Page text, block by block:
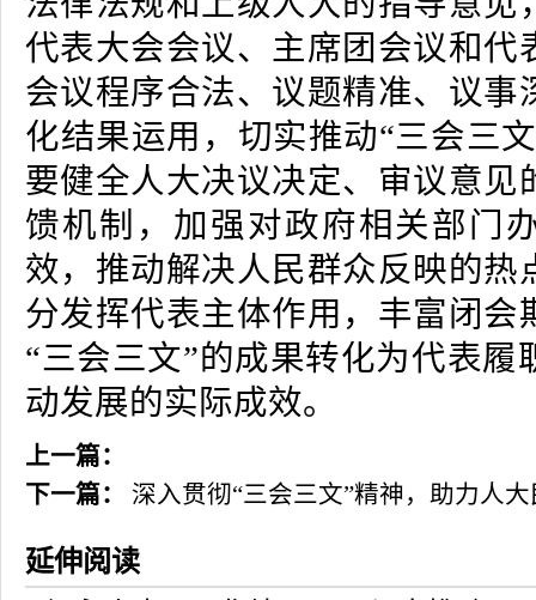
代表大会会议、主席团会议和代
会议程序合法、议题精准、议事
化结果运用，切实推动“三会三
要健全人大决议决定、审议意见
馈机制，加强对政府相关部门
效，推动解决人民群众反映的热
分发挥代表主体作用，丰富闭会
“三会三文”的成果转化为代表履
动发展的实际成效。
上一篇：
下一篇：
深入贯彻“三会三文”精神，助力人
延伸阅读